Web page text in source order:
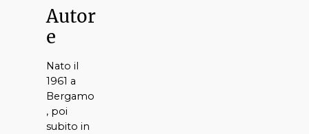
Autor
e
Nato il
1961 a
Bergamo
, poi
subito in